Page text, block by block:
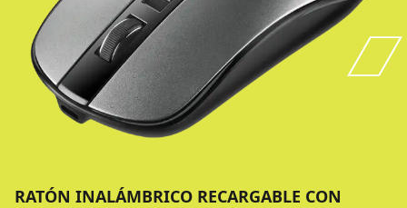
RATÓN INALÁMBRICO RECARGABLE CON